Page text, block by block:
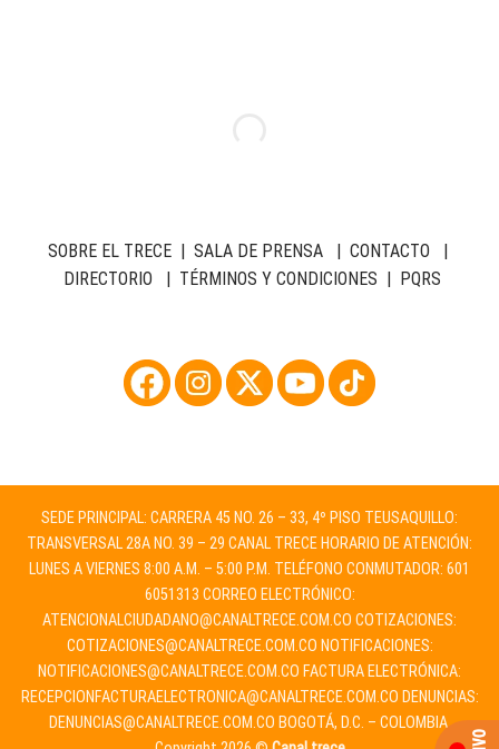
SOBRE EL TRECE| SALA DE PRENSA| CONTACTO |
DIRECTORIO | TÉRMINOS Y CONDICIONES | PQRS
SEDE PRINCIPAL: CARRERA 45 NO. 26 – 33, 4º PISO TEUSAQUILLO:
TRANSVERSAL 28A NO. 39 – 29 CANAL TRECE HORARIO DE ATENCIÓN:
LUNES A VIERNES 8:00 A.M. – 5:00 P.M. TELÉFONO CONMUTADOR: 601
6051313 CORREO ELECTRÓNICO:
ATENCIONALCIUDADANO@CANALTRECE.COM.CO COTIZACIONES:
COTIZACIONES@CANALTRECE.COM.CO NOTIFICACIONES:
NOTIFICACIONES@CANALTRECE.COM.CO FACTURA ELECTRÓNICA:
RECEPCIONFACTURAELECTRONICA@CANALTRECE.COM.CO DENUNCIAS:
DENUNCIAS@CANALTRECE.COM.CO BOGOTÁ, D.C. – COLOMBIA.